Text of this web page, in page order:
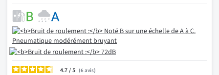
4.7/ 6avis